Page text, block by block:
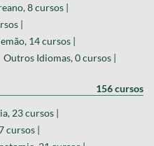
8 cursos |
|
14 cursos |
Outros Idiomas, 0 cursos |
156 cursos
23 cursos |
cursos |